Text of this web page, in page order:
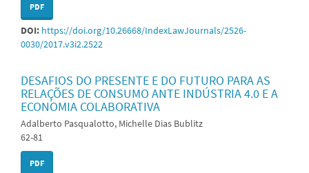
PDF
DOI: https://doi.org/10.26668/IndexLawJournals/2526-
0030/2017.v3i2.2522
DESAFIOS DO PRESENTE E DO FUTURO PARA AS
RELAÇÕES DE CONSUMO ANTE INDÚSTRIA 4.0 E A
ECONOMIA COLABORATIVA
Adalberto Pasqualotto, Michelle Dias Bublitz
62-81
PDF